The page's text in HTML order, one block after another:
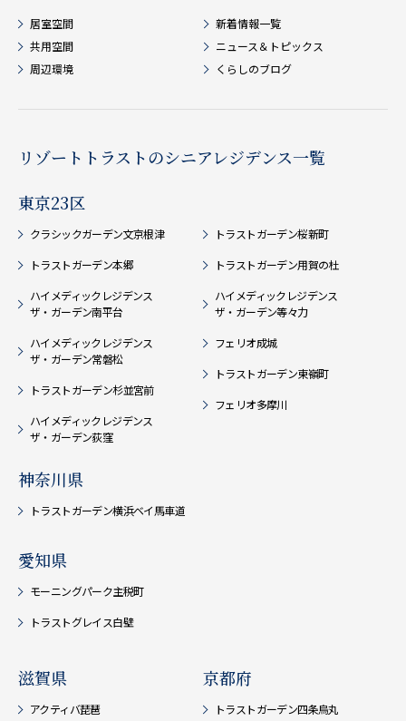
居室空間
共用空間
周辺環境
新着情報一覧
ニュース＆トピックス
くらしのブログ
リゾートトラストのシニアレジデンス一覧
東京23区
クラシックガーデン文京根津
トラストガーデン本郷
ハイメディックレジデンス
ザ・ガーデン南平台
ハイメディックレジデンス
ザ・ガーデン常磐松
トラストガーデン杉並宮前
ハイメディックレジデンス
ザ・ガーデン荻窪
トラストガーデン桜新町
トラストガーデン用賀の杜
ハイメディックレジデンス
ザ・ガーデン等々力
フェリオ成城
トラストガーデン東嶺町
フェリオ多摩川
神奈川県
トラストガーデン横浜ベイ馬車道
愛知県
モーニングパーク主税町
トラストグレイス白壁
滋賀県
アクティバ琵琶
京都府
トラストガーデン四条烏丸